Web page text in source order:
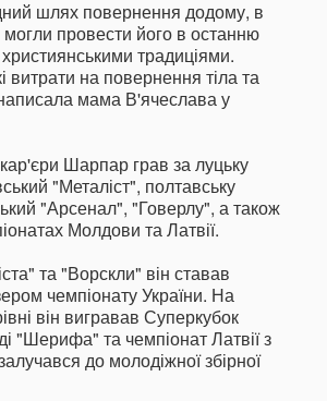
шлях повернення додому, в
провести його в останню
традиціями.
витрати на повернення тіла та
мама В'ячеслава у
Шарпар грав за луцьку
"Металіст", полтавську
"Арсенал", "Говерлу", а також
Молдови та Латвії.
та "Ворскли" він ставав
чемпіонату України. На
він вигравав Суперкубок
"Шерифа" та чемпіонат Латвії з
до молодіжної збірної